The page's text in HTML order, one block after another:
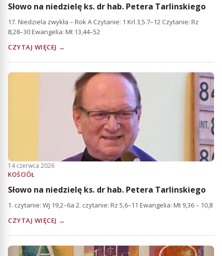
Słowo na niedzielę ks. dr hab. Petera Tarlinskiego
17. Niedziela zwykła – Rok A Czytanie: 1 Krl 3,5.7–12 Czytanie: Rz
8,28–30 Ewangelia: Mt 13,44–52
CZYTAJ WIĘCEJ →
14 czerwca 2026
KOŚCIÓŁ
Słowo na niedzielę ks. dr hab. Petera Tarlinskiego
1. czytanie: Wj 19,2–6a 2. czytanie: Rz 5,6–11 Ewangelia: Mt 9,36 – 10,8
CZYTAJ WIĘCEJ →